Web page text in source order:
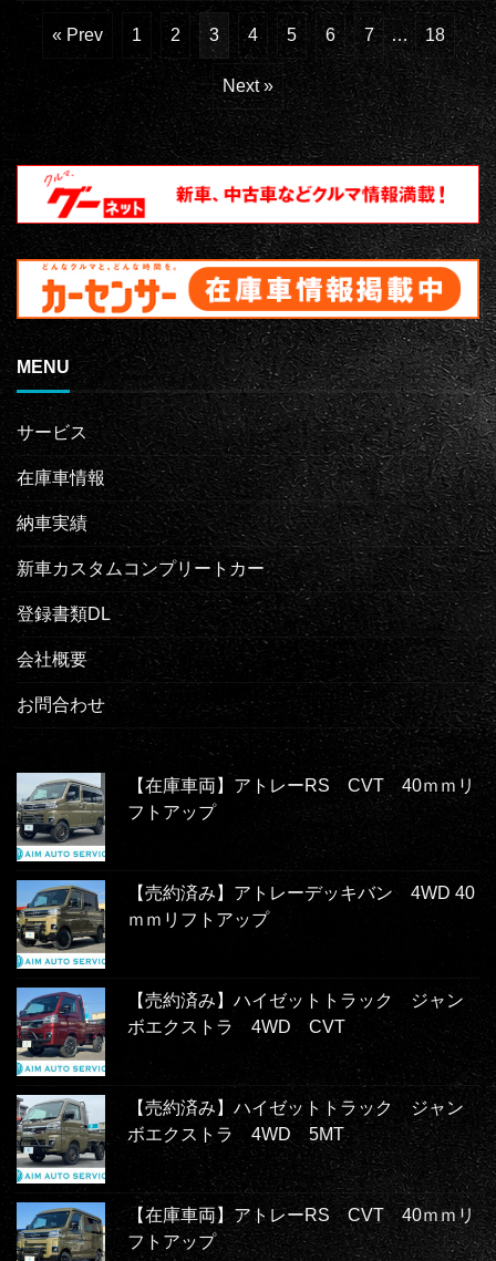
« Prev 1 2 3 4 5 6 7 … 18
Next »
MENU
サービス
在庫車情報
納車実績
新車カスタムコンプリートカー
登録書類DL
会社概要
お問合わせ
【在庫車両】アトレーRS CVT 40ｍｍリ
フトアップ
【売約済み】アトレーデッキバン 4WD 40
ｍｍリフトアップ
【売約済み】ハイゼットトラック ジャン
ボエクストラ 4WD CVT
【売約済み】ハイゼットトラック ジャン
ボエクストラ 4WD 5MT
【在庫車両】アトレーRS CVT 40ｍｍリ
フトアップ